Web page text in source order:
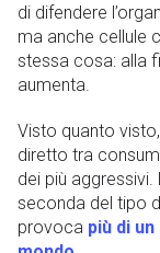
di difendere
ma anche cellule
stessa cosa: alla
aumenta.
Visto quanto
diretto tra
dei più
seconda del tipo
provoca più di